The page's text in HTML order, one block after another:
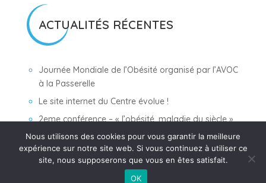
ACTUALITÉS RÉCENTES
Journée Mondiale de l’Obésité organisé par l’AVOC
à la Passerelle
Le site internet du Centre évolue !
2eme conférence – « l’obésité, maladie du siècle »
AVOC : Conférence sur l’Obésité
AVOC – Conférence Obésité le 25 mai 2019
Nous utilisons des cookies pour vous garantir la meilleure
expérience sur notre site web. Si vous continuez à utiliser ce
site, nous supposerons que vous en êtes satisfait.
OK